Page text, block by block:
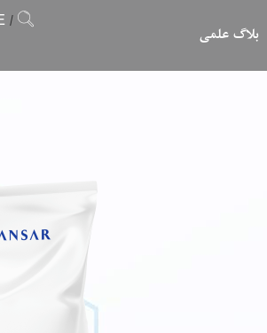
بلاگ علمی
/